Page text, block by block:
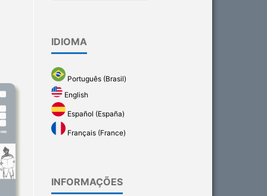
IDIOMA
Português (Brasil)
English
Español (España)
Français (France)
INFORMAÇÕES